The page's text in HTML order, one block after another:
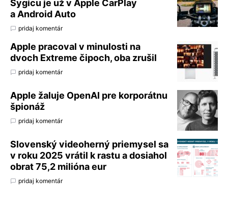
Sygicu je už v Apple CarPlay
a Android Auto
pridaj komentár
Apple pracoval v minulosti na
dvoch Extreme čipoch, oba zrušil
pridaj komentár
Apple žaluje OpenAI pre korporátnu
špionáž
pridaj komentár
Slovenský videoherný priemysel sa
v roku 2025 vrátil k rastu a dosiahol
obrat 75,2 milióna eur
pridaj komentár